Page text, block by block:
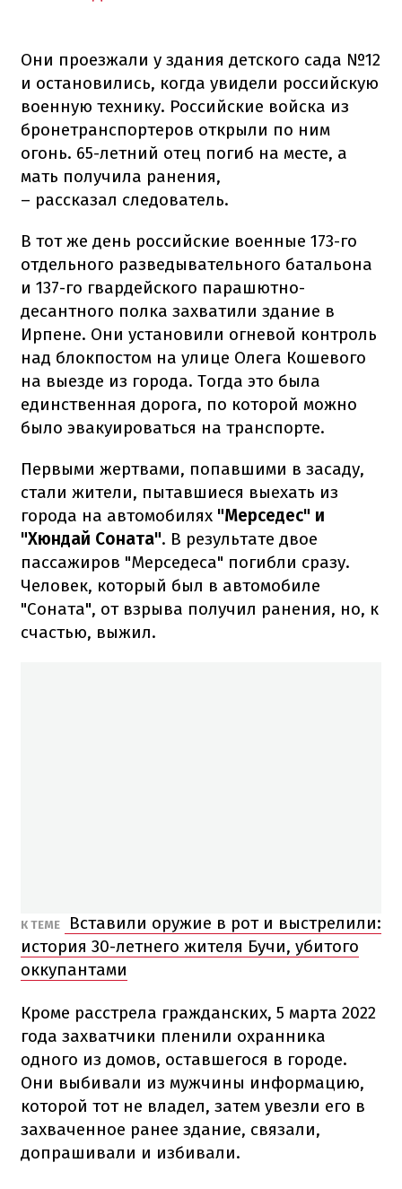
Они проезжали у здания детского сада №12
и остановились, когда увидели российскую
военную технику. Российские войска из
бронетранспортеров открыли по ним
огонь. 65-летний отец погиб на месте, а
мать получила ранения,
– рассказал следователь.
В тот же день российские военные 173-го
отдельного разведывательного батальона
и 137-го гвардейского парашютно-
десантного полка захватили здание в
Ирпене. Они установили огневой контроль
над блокпостом на улице Олега Кошевого
на выезде из города. Тогда это была
единственная дорога, по которой можно
было эвакуироваться на транспорте.
Первыми жертвами, попавшими в засаду,
стали жители, пытавшиеся выехать из
города на автомобилях "Мерседес" и
"Хюндай Соната". В результате двое
пассажиров "Мерседеса" погибли сразу.
Человек, который был в автомобиле
"Соната", от взрыва получил ранения, но, к
счастью, выжил.
К ТЕМЕ
Вставили оружие в рот и выстрелили:
история 30-летнего жителя Бучи, убитого
оккупантами
Кроме расстрела гражданских, 5 марта 2022
года захватчики пленили охранника
одного из домов, оставшегося в городе.
Они выбивали из мужчины информацию,
которой тот не владел, затем увезли его в
захваченное ранее здание, связали,
допрашивали и избивали.